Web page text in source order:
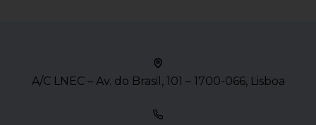
A/C LNEC – Av. do Brasil, 101 – 1700-066, Lisboa